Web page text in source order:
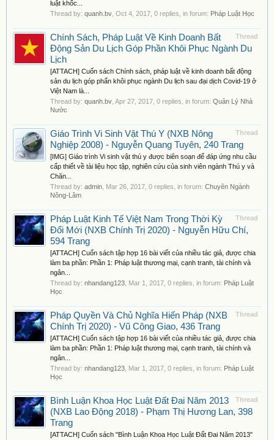
luật khốc...
Thread by: quanh.bv Oct 4, 2017 , 0 replies, in forum: Pháp Luật Học
Thread
Chính Sách, Pháp Luật Về Kinh Doanh Bất
Động Sản Du Lịch Góp Phần Khôi Phục Ngành Du
Lịch
[ATTACH] Cuốn sách Chính sách, pháp luật về kinh doanh bất động
sản du lịch góp phẩn khôi phục ngành Du lịch sau đại dịch Covid-19 ở
Việt Nam là...
Thread by: quanh.bv Apr 27, 2017 , 0 replies, in forum: Quản Lý Nhà
Nước
Thread
Giáo Trình Vi Sinh Vật Thú Y (NXB Nông
Nghiệp 2008) - Nguyễn Quang Tuyên, 240 Trang
[IMG] Giáo trình Vi sinh vật thú y được biên soạn để đáp ứng nhu cầu
cấp thiết về tài liệu học tập, nghiên cứu của sinh viên ngành Thú y và
Chăn...
Thread by: admin Mar 26, 2017 , 0 replies, in forum: Chuyên Ngành
Nông-Lâm
Thread
Pháp Luật Kinh Tế Việt Nam Trong Thời Kỳ
Đổi Mới (NXB Chính Trị 2020) - Nguyễn Hữu Chí,
594 Trang
[ATTACH] Cuốn sách tập hợp 16 bài viết của nhiều tác giả, được chia
làm ba phần: Phần 1: Pháp luật thương mại, cạnh tranh, tài chính và
ngân...
Thread by: nhandang123 Mar 1, 2017 , 0 replies, in forum: Pháp Luật
Học
Thread
Pháp Quyền Và Chủ Nghĩa Hiến Pháp (NXB
Chính Trị 2020) - Vũ Công Giao, 436 Trang
[ATTACH] Cuốn sách tập hợp 16 bài viết của nhiều tác giả, được chia
làm ba phần: Phần 1: Pháp luật thương mại, cạnh tranh, tài chính và
ngân...
Thread by: nhandang123 Mar 1, 2017 , 0 replies, in forum: Pháp Luật
Học
Thread
Bình Luận Khoa Học Luật Đất Đai Năm 2013
(NXB Lao Động 2018) - Phạm Thị Hương Lan, 398
Trang
[ATTACH] Cuốn sách "Bình Luận Khoa Học Luật Đất Đai Năm 2013"